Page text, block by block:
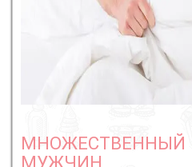
МУЖЧИН